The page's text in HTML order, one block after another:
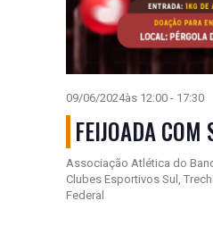
09/06/2024às 12:00- 17:30
FEIJOADA COM
Associação Atlética do
Clubes Esportivos Sul,
Federal